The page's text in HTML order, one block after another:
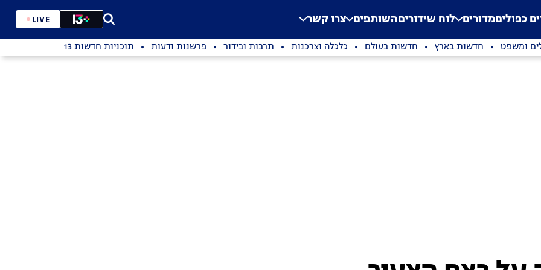
Application error: a
. כפוליםמדורים לוח שידוריםהשותפים צרו קשר LIVE
ומשפט חדשות בארץ חדשות בעולם כלכלה וצרכנות תרבות ובידור פרשנות ודעות תוכניות חדשות 13